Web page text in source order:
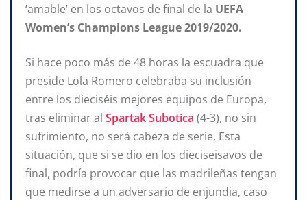
‘amable’ en los octavos de final de la UEFA
Women’s Champions League 2019/2020.
Si hace poco más de 48 horas la escuadra que
preside Lola Romero celebraba su inclusión
entre los dieciséis mejores equipos de Europa,
tras eliminar al Spartak Subotica (4-3), no sin
sufrimiento, no será cabeza de serie. Esta
situación, que si se dio en los dieciseisavos de
final, podría provocar que las madrileñas tengan
que medirse a un adversario de enjundia, caso